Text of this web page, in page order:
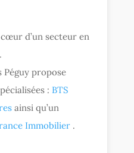
d’un secteur en
Péguy propose
: BTS
ainsi qu’un
Immobilier .